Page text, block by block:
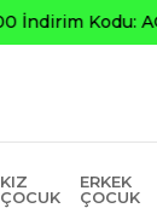
KIZ
ÇOCUK
ERKEK
ÇOCUK